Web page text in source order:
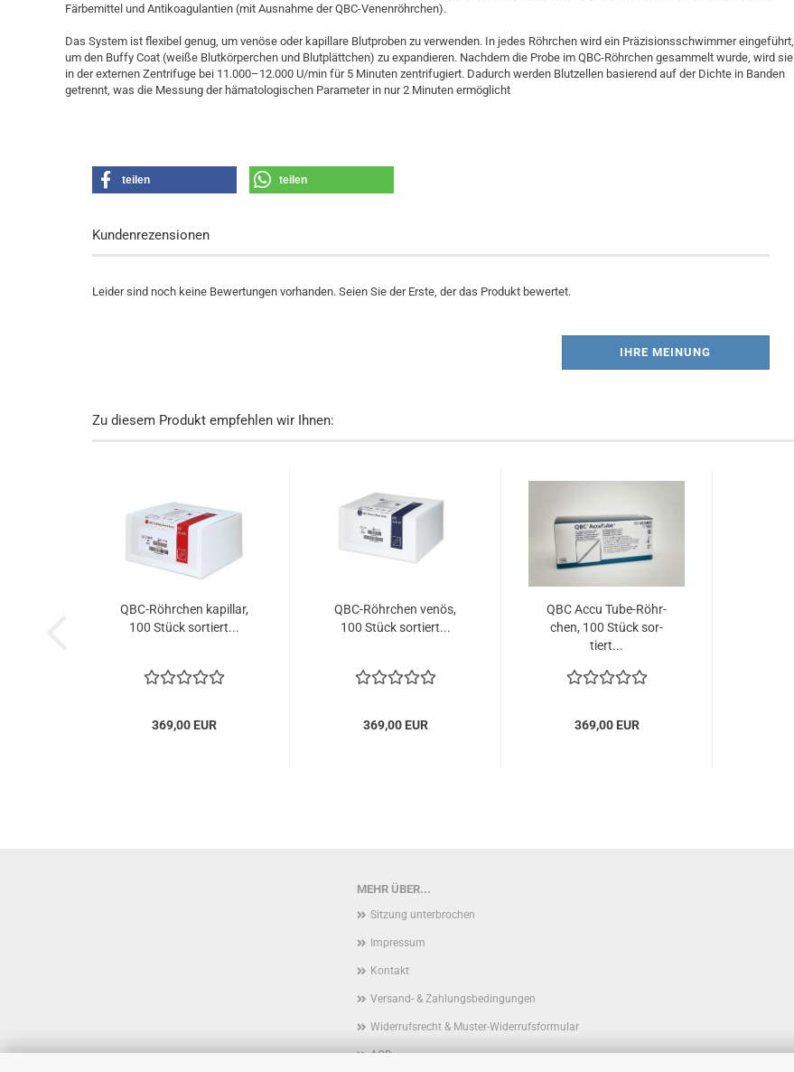
Färbemittel und Antikoagulantien (mit Ausnahme der QBC-Venenröhrchen).
Das System ist flexibel genug, um venöse oder kapillare Blutproben zu verwenden. In jedes Röhrchen wird ein Präzisionsschwimmer eingeführt,
um den Buffy Coat (weiße Blutkörperchen und Blutplättchen) zu expandieren. Nachdem die Probe im QBC-Röhrchen gesammelt wurde, wird sie
in der externen Zentrifuge bei 11.000–12.000 U/min für 5 Minuten zentrifugiert. Dadurch werden Blutzellen basierend auf der Dichte in Banden
getrennt, was die Messung der hämatologischen Parameter in nur 2 Minuten ermöglicht
teilen teilen
Kundenrezensionen
Leider sind noch keine Bewertungen vorhanden. Seien Sie der Erste, der das Produkt bewertet.
IHRE MEINUNG
Zu diesem Produkt empfehlen wir Ihnen:
QBC-​Röhr­chen ka­pil­lar,
100 Stück sor­tiert...
369,00 EUR
QBC-​Röhr­chen venös,
100 Stück sor­tiert...
369,00 EUR
QBC Accu Tube-​Röhr­
chen, 100 Stück sor­
tiert...
369,00 EUR
MEHR ÜBER...
Sitzung unterbrochen
Impressum
Kontakt
Versand- & Zahlungsbedingungen
Widerrufsrecht & Muster-Widerrufsformular
AGB